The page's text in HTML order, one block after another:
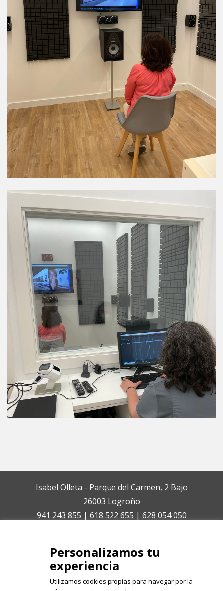
Isabel Olleta - Parque del Carmen, 2 Bajo
26003 Logroño
941 243 855 | 618 522 655 | 628 054 050
Personalizamos tu
experiencia
Utilizamos cookies propias para navegar por la